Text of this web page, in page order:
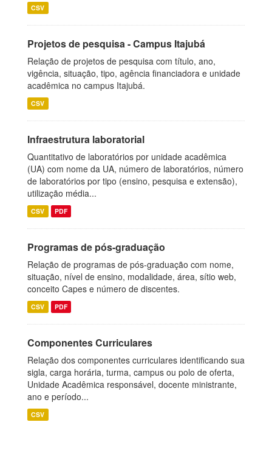
CSV
Projetos de pesquisa - Campus Itajubá
Relação de projetos de pesquisa com título, ano,
vigência, situação, tipo, agência financiadora e unidade
acadêmica no campus Itajubá.
CSV
Infraestrutura laboratorial
Quantitativo de laboratórios por unidade acadêmica
(UA) com nome da UA, número de laboratórios, número
de laboratórios por tipo (ensino, pesquisa e extensão),
utilização média...
CSV PDF
Programas de pós-graduação
Relação de programas de pós-graduação com nome,
situação, nível de ensino, modalidade, área, sítio web,
conceito Capes e número de discentes.
CSV PDF
Componentes Curriculares
Relação dos componentes curriculares identificando sua
sigla, carga horária, turma, campus ou polo de oferta,
Unidade Acadêmica responsável, docente ministrante,
ano e período...
CSV